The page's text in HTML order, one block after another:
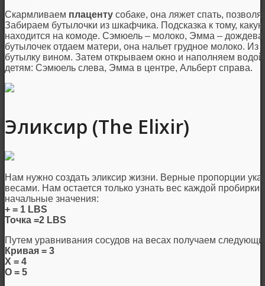
Скармливаем плаценту собаке, она ляжет спать,
Забираем бутылочки из шкафчика. Подсказка к тому,
находится на комоде. Сэмюель – молоко, Эмма –
бутылочек отдаем матери, она нальет грудное молоко.
бутылку вином. Затем открываем окно и наполняем
детям: Сэмюель слева, Эмма в центре, Альберт справа.
Эликсир (The Elixir)
Нам нужно создать эликсир жизни. Верные пропорции
весами. Нам остается только узнать вес каждой
начальные значения:
+ = 1 LBS
Точка =2 LBS
Путем уравнивания сосудов на весах получаем
Кривая = 3
Х = 4
О = 5